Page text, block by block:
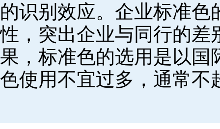
的识别效应。企业标准
性，突出企业与同行的差
果，标准色的选用是以国
色使用不宜过多，通常不